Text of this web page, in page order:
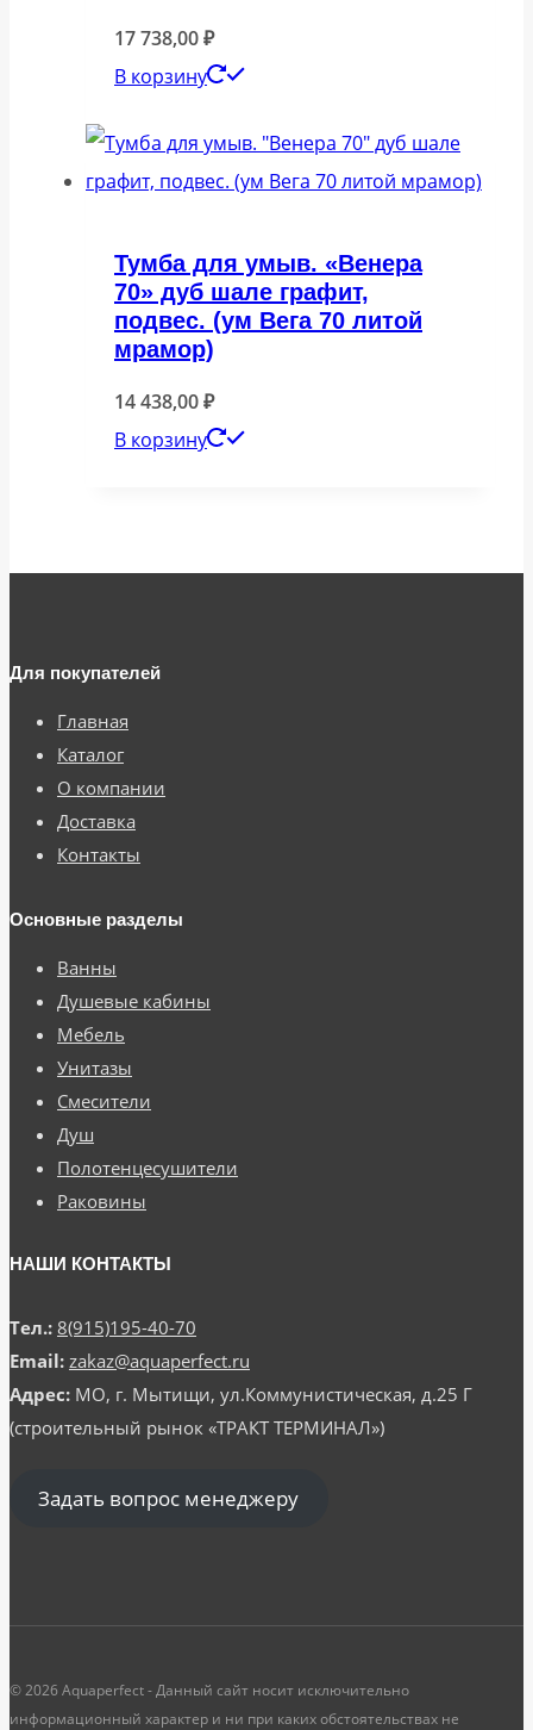
17 738,00₽
В корзину
Тумба для умыв. «Венера
70» дуб шале графит,
подвес. (ум Вега 70 литой
мрамор)
14 438,00₽
В корзину
Для покупателей
Главная
Каталог
О компании
Доставка
Контакты
Основные разделы
Ванны
Душевые кабины
Мебель
Унитазы
Смесители
Душ
Полотенцесушители
Раковины
НАШИ КОНТАКТЫ
Тел.: 8(915)195-40-70
Email: zakaz@aquaperfect.ru
Адрес: МО, г. Мытищи, ул.Коммунистическая, д.25 Г
(строительный рынок «ТРАКТ ТЕРМИНАЛ»)
Задать вопрос менеджеру
© 2026 Aquaperfect - Данный сайт носит исключительно
информационный характер и ни при каких обстоятельствах не